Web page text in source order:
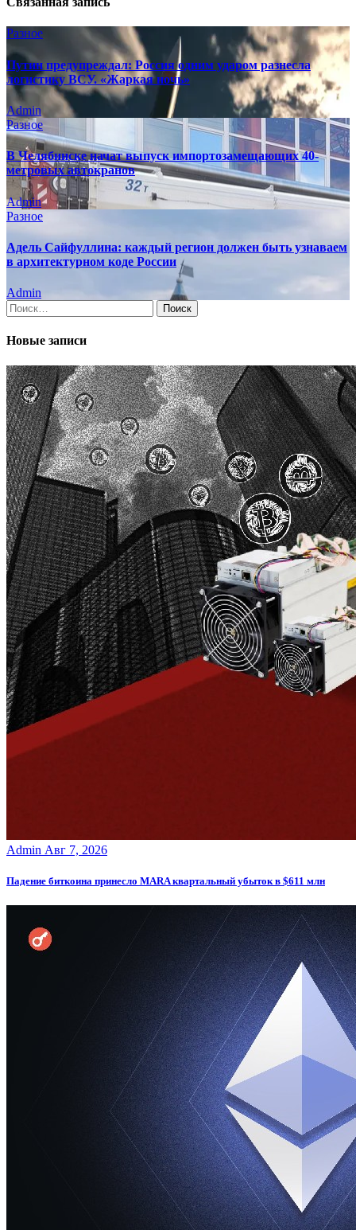
Разное
Путин предупреждал: Россия одним ударом разнесла
логистику ВСУ. «Жаркая ночь»
Admin
Разное
В Челябинске начат выпуск импортозамещающих 40-
метровых автокранов
Admin
Разное
Адель Сайфуллина: каждый регион должен быть узнаваем
в архитектурном коде России
Admin
Найти:
Новые записи
Admin Авг 7, 2026
Падение биткоина принесло MARA квартальный убыток в $611 млн